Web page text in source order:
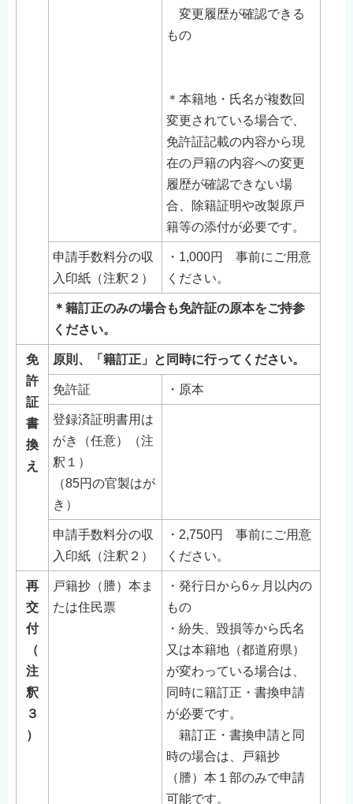
変更履歴が確認できる
もの
＊本籍地・氏名が複数回
変更されている場合で、
免許証記載の内容から現
在の戸籍の内容への変更
履歴が確認できない場
合、除籍証明や改製原戸
籍等の添付が必要です。
申請手数料分の収
入印紙（注釈２）
・1,000円 事前にご用意
ください。
＊籍訂正のみの場合も免許証の原本をご持参
ください。
免
許
証
書
換
え
原則、「籍訂正」と同時に行ってください。
免許証 ・原本
登録済証明書用は
がき（任意）（注
釈１）
（85円の官製はが
き）
申請手数料分の収
入印紙（注釈２）
・2,750円 事前にご用意
ください。
再
交
付
（
注
釈
３
）
戸籍抄（謄）本ま
たは住民票
・発行日から6ヶ月以内の
もの
・紛失、毀損等から氏名
又は本籍地（都道府県）
が変わっている場合は、
同時に籍訂正・書換申請
が必要です。
籍訂正・書換申請と同
時の場合は、戸籍抄
（謄）本１部のみで申請
可能です。